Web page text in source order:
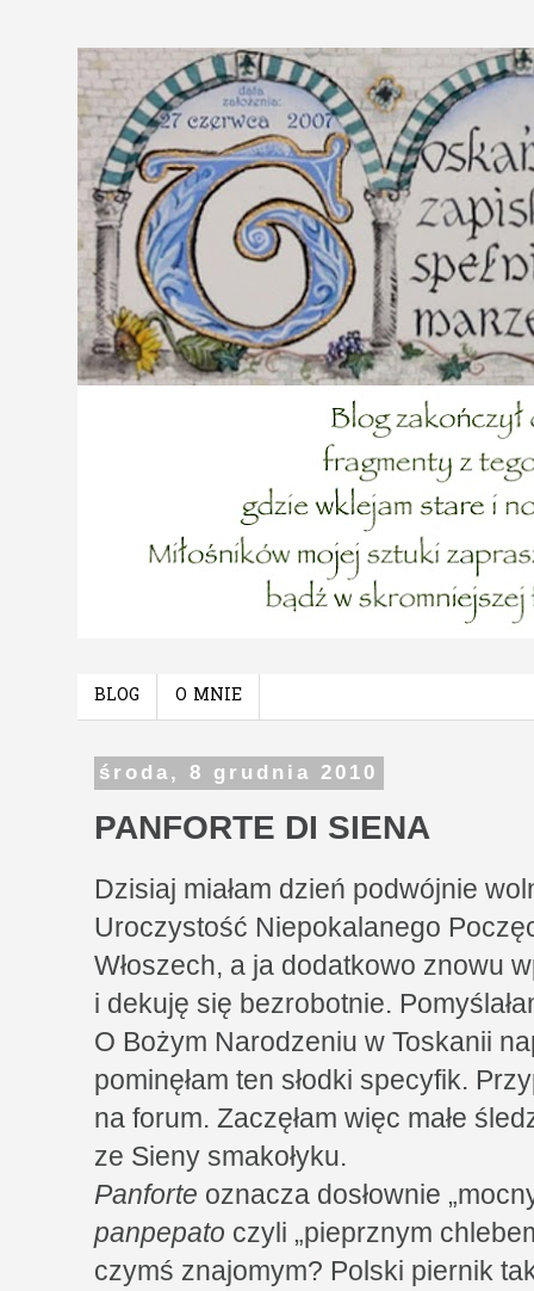
BLOG O MNIE
środa, 8 grudnia 2010
PANFORTE DI SIENA
Dzisiaj miałam dzień podwójnie
Uroczystość Niepokalanego
Włoszech, a ja dodatkowo znowu
i dekuję się bezrobotnie.
O Bożym Narodzeniu w Toskanii
pominęłam ten słodki specyfik.
na forum. Zaczęłam więc małe
ze Sieny smakołyku.
Panforte oznacza dosłownie
panpepato czyli „pieprznym
czymś znajomym? Polski piernik